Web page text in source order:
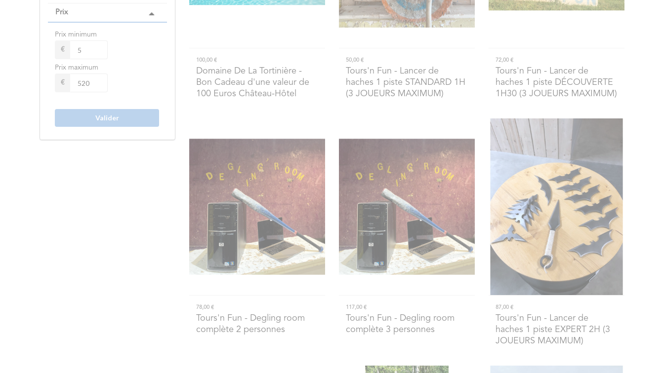
Prix
Prix minimum
€
Prix maximum
€
Valider
100,00 €
Domaine De La Tortinière -
Bon Cadeau d'une valeur de
100 Euros Château-Hôtel
50,00 €
Tours'n Fun - Lancer de
haches 1 piste STANDARD 1H
(3 JOUEURS MAXIMUM)
72,00 €
Tours'n Fun - Lancer de
haches 1 piste DÉCOUVERTE
1H30 (3 JOUEURS MAXIMUM)
78,00 €
Tours'n Fun - Degling room
complète 2 personnes
117,00 €
Tours'n Fun - Degling room
complète 3 personnes
87,00 €
Tours'n Fun - Lancer de
haches 1 piste EXPERT 2H (3
JOUEURS MAXIMUM)